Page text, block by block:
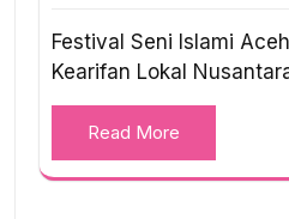
Festival Seni Islami
Kearifan Lokal
Read More